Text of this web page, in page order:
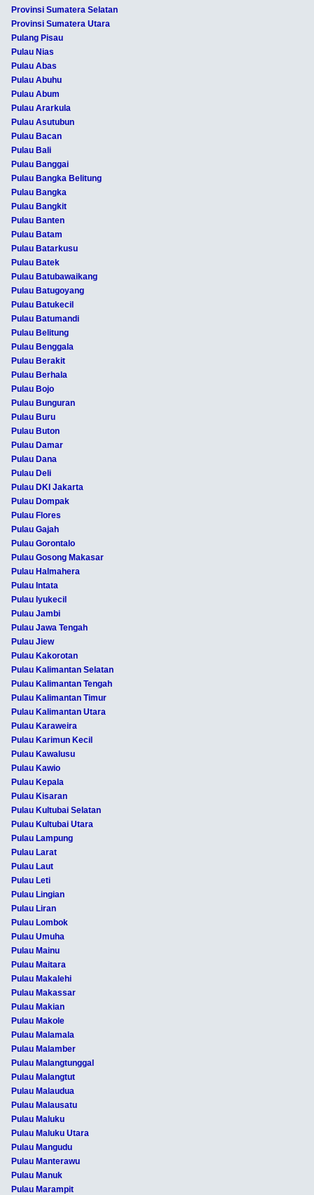
Provinsi Sumatera Selatan
Provinsi Sumatera Utara
Pulang Pisau
Pulau Nias
Pulau Abas
Pulau Abuhu
Pulau Abum
Pulau Ararkula
Pulau Asutubun
Pulau Bacan
Pulau Bali
Pulau Banggai
Pulau Bangka Belitung
Pulau Bangka
Pulau Bangkit
Pulau Banten
Pulau Batam
Pulau Batarkusu
Pulau Batek
Pulau Batubawaikang
Pulau Batugoyang
Pulau Batukecil
Pulau Batumandi
Pulau Belitung
Pulau Benggala
Pulau Berakit
Pulau Berhala
Pulau Bojo
Pulau Bunguran
Pulau Buru
Pulau Buton
Pulau Damar
Pulau Dana
Pulau Deli
Pulau DKI Jakarta
Pulau Dompak
Pulau Flores
Pulau Gajah
Pulau Gorontalo
Pulau Gosong Makasar
Pulau Halmahera
Pulau Intata
Pulau Iyukecil
Pulau Jambi
Pulau Jawa Tengah
Pulau Jiew
Pulau Kakorotan
Pulau Kalimantan Selatan
Pulau Kalimantan Tengah
Pulau Kalimantan Timur
Pulau Kalimantan Utara
Pulau Karaweira
Pulau Karimun Kecil
Pulau Kawalusu
Pulau Kawio
Pulau Kepala
Pulau Kisaran
Pulau Kultubai Selatan
Pulau Kultubai Utara
Pulau Lampung
Pulau Larat
Pulau Laut
Pulau Leti
Pulau Lingian
Pulau Liran
Pulau Lombok
Pulau Umuha
Pulau Mainu
Pulau Maitara
Pulau Makalehi
Pulau Makassar
Pulau Makian
Pulau Makole
Pulau Malamala
Pulau Malamber
Pulau Malangtunggal
Pulau Malangtut
Pulau Malaudua
Pulau Malausatu
Pulau Maluku
Pulau Maluku Utara
Pulau Mangudu
Pulau Manterawu
Pulau Manuk
Pulau Marampit